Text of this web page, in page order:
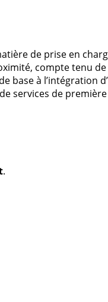
de prise en
compte tenu
base à l’intégration
services de
.